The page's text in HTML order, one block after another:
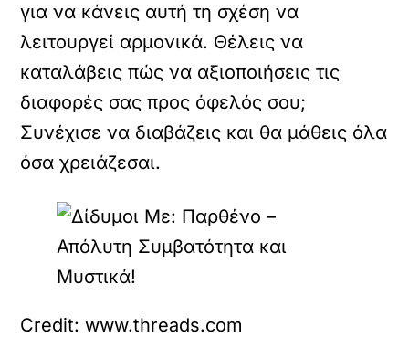
για να κάνεις αυτή τη σχέση να
λειτουργεί αρμονικά. Θέλεις να
καταλάβεις πώς να αξιοποιήσεις τις
διαφορές σας προς όφελός σου;
Συνέχισε να διαβάζεις και θα μάθεις όλα
όσα χρειάζεσαι.
Credit: www.threads.com